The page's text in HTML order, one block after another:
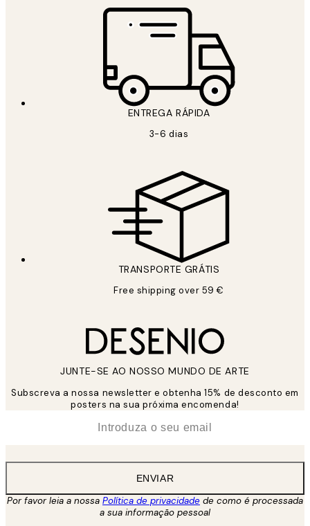
ENTREGA RÁPIDA
3-6 dias
TRANSPORTE GRÁTIS
Free shipping over 59 €
JUNTE-SE AO NOSSO MUNDO DE ARTE
Subscreva a nossa newsletter e obtenha 15% de desconto em
posters na sua próxima encomenda!
ENVIAR
Por favor leia a nossa Política de privacidade de como é processada
a sua informação pessoal